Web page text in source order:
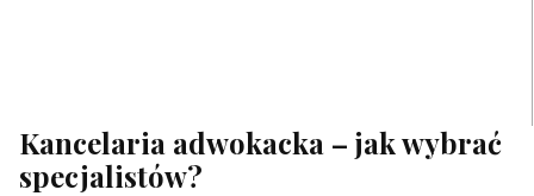
Kancelaria adwokacka – jak wybrać
specjalistów?